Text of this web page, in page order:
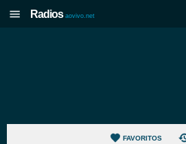
Radios aovivo.net
FAVORITOS